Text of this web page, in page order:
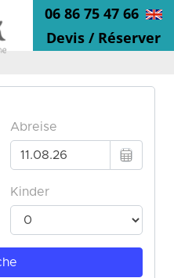
06 86 75 47 66
Devis / Réserver